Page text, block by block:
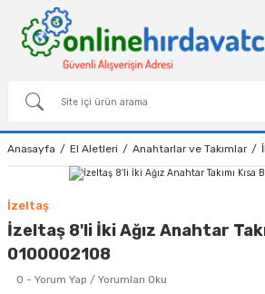
Anasayfa El Aletleri Anahtarlar ve Takımlar
İzeltaş
İzeltaş 8'li İki Ağız Anahtar
0100002108
0 - Yorum Yap / Yorumları Oku